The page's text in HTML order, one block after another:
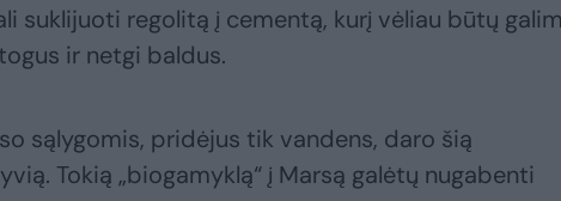
suklijuoti regolitą į cementą, kurį vėliau būtų
ir netgi baldus.
sąlygomis, pridėjus tik vandens, daro šią
Tokią „biogamyklą“ į Marsą galėtų nugabenti